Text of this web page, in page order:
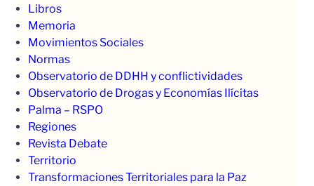
Libros
Memoria
Movimientos Sociales
Normas
Observatorio de DDHH y conflictividades
Observatorio de Drogas y Economías Ilícitas
Palma – RSPO
Regiones
Revista Debate
Territorio
Transformaciones Territoriales para la Paz